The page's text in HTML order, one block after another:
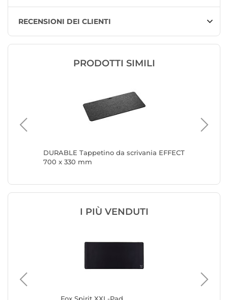
RECENSIONI DEI CLIENTI
PRODOTTI SIMILI
DURABLE Tappetino da scrivania EFFECT
700 x 330 mm
I PIÙ VENDUTI